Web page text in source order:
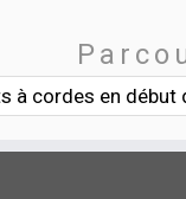
à cordes en début